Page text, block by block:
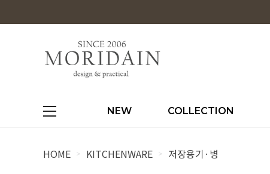
NEW COLLECTION
HOME > KITCHENWARE > 저장용기·병